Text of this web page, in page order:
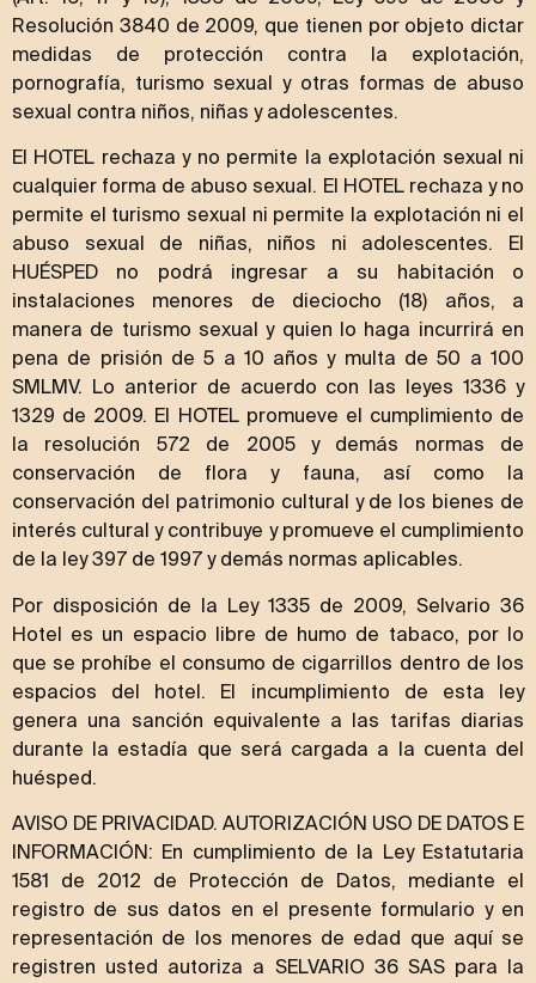
Resolución 3840 de 2009, que tienen por objeto dictar
medidas de protección contra la explotación,
pornografía, turismo sexual y otras formas de abuso
sexual contra niños, niñas y adolescentes.
El HOTEL rechaza y no permite la explotación sexual ni
cualquier forma de abuso sexual. El HOTEL rechaza y no
permite el turismo sexual ni permite la explotación ni el
abuso sexual de niñas, niños ni adolescentes. El
HUÉSPED no podrá ingresar a su habitación o
instalaciones menores de dieciocho (18) años, a
manera de turismo sexual y quien lo haga incurrirá en
pena de prisión de 5 a 10 años y multa de 50 a 100
SMLMV. Lo anterior de acuerdo con las leyes 1336 y
1329 de 2009. El HOTEL promueve el cumplimiento de
la resolución 572 de 2005 y demás normas de
conservación de flora y fauna, así como la
conservación del patrimonio cultural y de los bienes de
interés cultural y contribuye y promueve el cumplimiento
de la ley 397 de 1997 y demás normas aplicables.
Por disposición de la Ley 1335 de 2009, Selvario 36
Hotel es un espacio libre de humo de tabaco, por lo
que se prohíbe el consumo de cigarrillos dentro de los
espacios del hotel. El incumplimiento de esta ley
genera una sanción equivalente a las tarifas diarias
durante la estadía que será cargada a la cuenta del
huésped.
AVISO DE PRIVACIDAD. AUTORIZACIÓN USO DE DATOS E
INFORMACIÓN: En cumplimiento de la Ley Estatutaria
1581 de 2012 de Protección de Datos, mediante el
registro de sus datos en el presente formulario y en
representación de los menores de edad que aquí se
registren usted autoriza a SELVARIO 36 SAS para la